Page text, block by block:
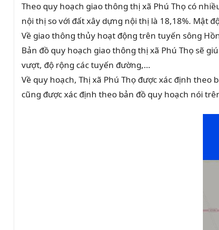
Theo quy hoạch giao thông thị xã Phú Thọ có
nội thị so với đất xây dựng nội thị là 18,18%. Mật
Về giao thông thủy hoạt động trên tuyến sông
Bản đồ quy hoạch giao thông thị xã Phú Thọ sẽ
vượt, độ rộng các tuyến đường,…
Về quy hoạch, Thị xã Phú Thọ được xác định
cũng được xác định theo bản đồ quy hoạch nói